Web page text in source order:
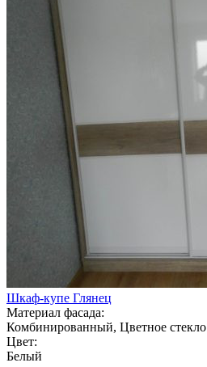
Шкаф-купе Глянец
Материал фасада:
Комбинированный, Цветное стекло
Цвет:
Белый